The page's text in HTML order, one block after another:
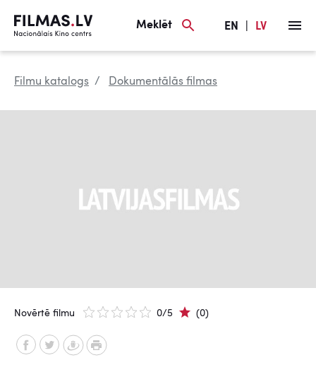
Meklēt EN LV
Filmu katalogs Dokumentālās filmas
Novērtē filmu 0/5 (0)